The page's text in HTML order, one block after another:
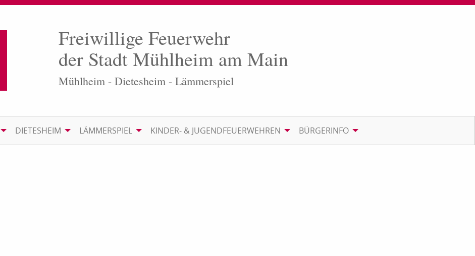
Freiwillige Feuerwehr
der Stadt Mühlheim am Main
Mühlheim - Dietesheim - Lämmerspiel
DIETESHEIM LÄMMERSPIEL KINDER- & JUGENDFEUERWEHREN BÜRGERINFO